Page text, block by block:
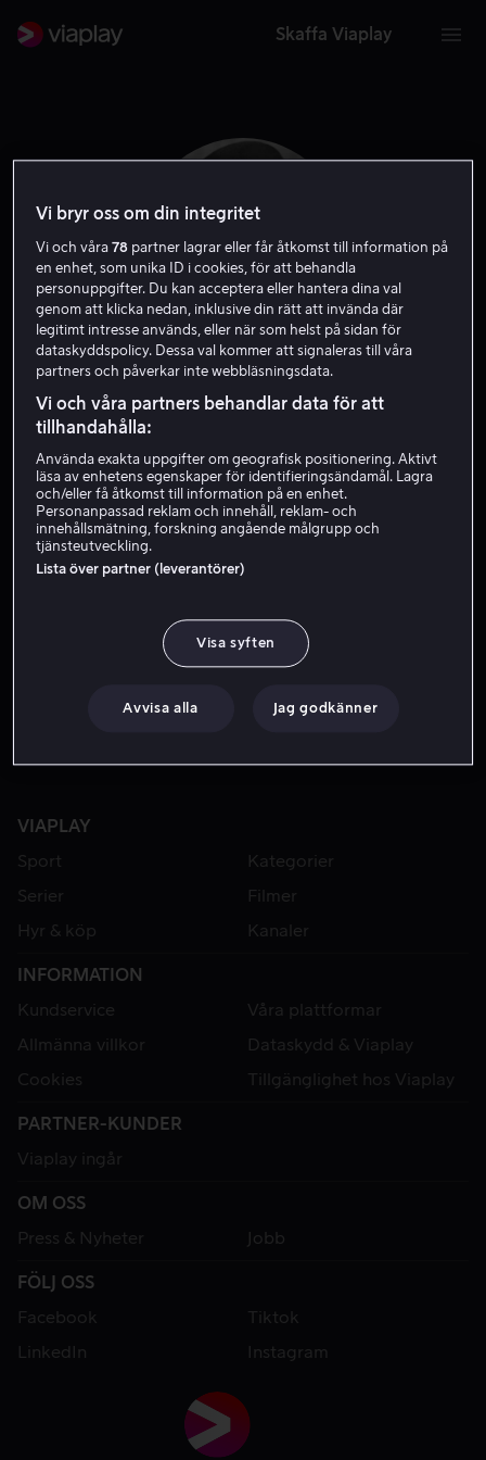
Skaffa Viaplay
Ann Dvorak
VIAPLAY
Sport
Kategorier
Serier
Filmer
Hyr & köp
Kanaler
INFORMATION
Kundservice
Våra plattformar
Allmänna villkor
Dataskydd & Viaplay
Cookies
Tillgänglighet hos Viaplay
PARTNER-KUNDER
Viaplay ingår
OM OSS
Press & Nyheter
Jobb
FÖLJ OSS
Facebook
Tiktok
LinkedIn
Instagram
Vi bryr oss om din integritet
Vi och våra78 partner lagrar eller får åtkomst till information på
en enhet, som unika ID i cookies, för att behandla
personuppgifter. Du kan acceptera eller hantera dina val
genom att klicka nedan, inklusive din rätt att invända där
legitimt intresse används, eller när som helst på sidan för
dataskyddspolicy. Dessa val kommer att signaleras till våra
partners och påverkar inte webbläsningsdata.
Vi och våra partners behandlar data för att
tillhandahålla:
Använda exakta uppgifter om geografisk positionering. Aktivt
läsa av enhetens egenskaper för identifieringsändamål. Lagra
och/eller få åtkomst till information på en enhet.
Personanpassad reklam och innehåll, reklam- och
innehållsmätning, forskning angående målgrupp och
tjänsteutveckling.
Lista över partner (leverantörer)
Visa syften
Avvisa alla Jag godkänner